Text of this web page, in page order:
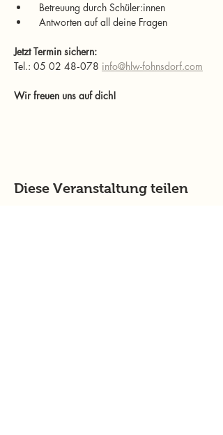
Betreuung durch Schüler:innen
Antworten auf all deine Fragen
Jetzt Termin sichern:
Tel.: 05 02 48‑078 info@hlw-fohnsdorf.com
Wir freuen uns auf dich!
Diese Veranstaltung teilen